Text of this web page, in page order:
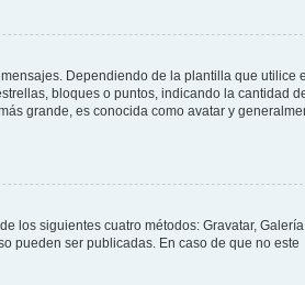
Dependiendo de la plantilla que utilice
bloques o puntos, indicando la cantidad
grande, es conocida como avatar y
los siguientes cuatro métodos: Gravatar, Galería,
pueden ser publicadas. En caso de que no este